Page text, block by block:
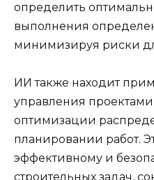
определить
выполнения
минимизируя риски
ИИ также находит
управления
оптимизации
планировании работ.
эффективному и
строительных задач,